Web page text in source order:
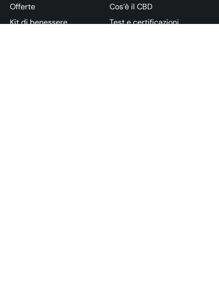
Offerte
Kit di benessere
Cos’è il CBD
Test e certificazioni